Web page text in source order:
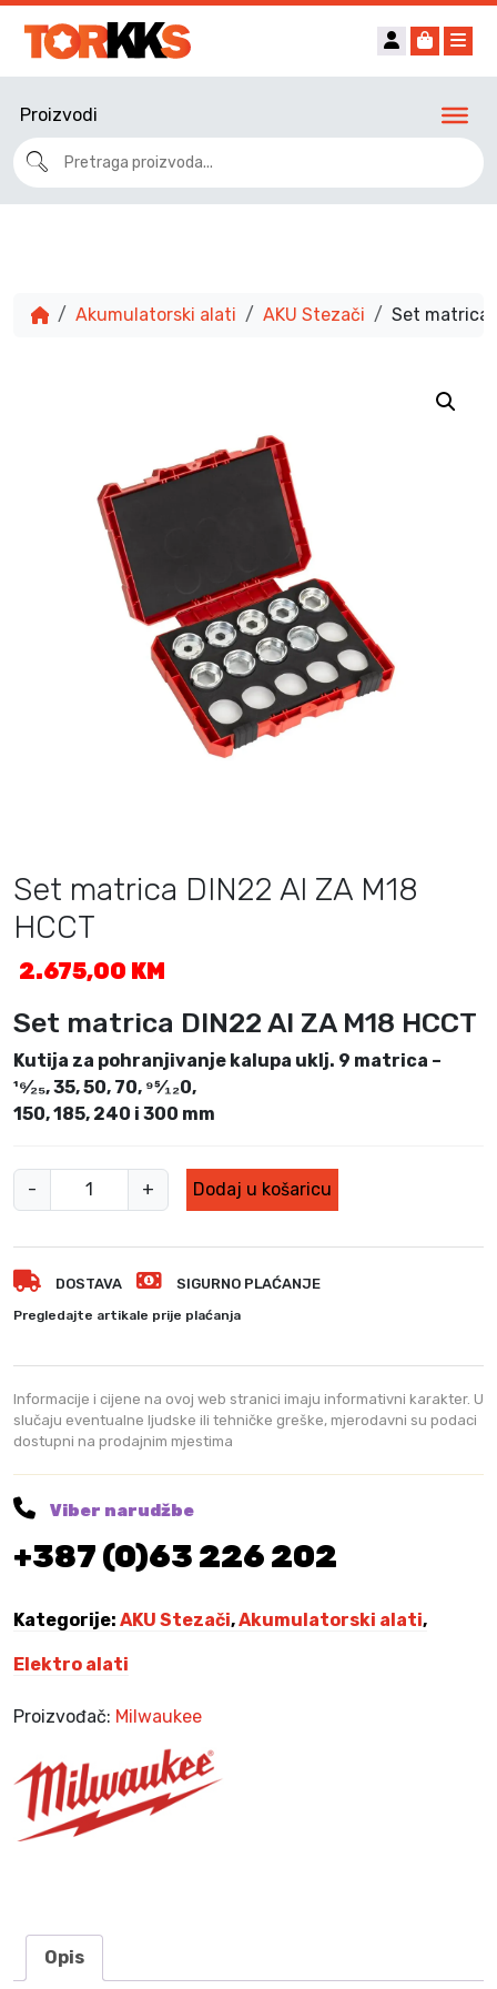
Account
Cart
Proizvodi
Akumulatorski alati AKU Stezači Set matrica
Set matrica DIN22 Al ZA M18
HCCT
2.675,00 KM
Set matrica DIN22 Al ZA M18 HCCT
Kutija za pohranjivanje kalupa uklj. 9 matrica –
¹⁶⁄₂₅, 35, 50, 70, ⁹5⁄₁₂0,
150, 185, 240 i 300 mm
-
e
a
t
i
c
a
D
I
N
2
Z
A
1
T
č
+ Dodaj u košaricu
DOSTAVA SIGURNO PLAĆANJE
Pregledajte artikale prije plaćanja
Informacije i cijene na ovoj web stranici imaju informativni karakter. U
slučaju eventualne ljudske ili tehničke greške, mjerodavni su podaci
dostupni na prodajnim mjestima
Viber narudžbe
+387 (0)63 226 202
Kategorije: AKU Stezači,Akumulatorski alati,
Elektro alati
Proizvođač: Milwaukee
Opis